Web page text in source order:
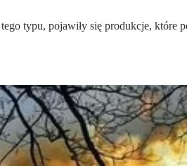
typu, pojawiły się produkcje, które